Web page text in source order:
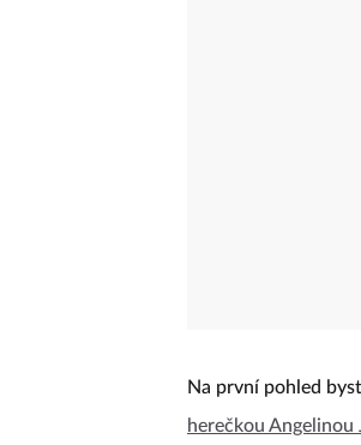
Na první pohled
herečkou Angelinou